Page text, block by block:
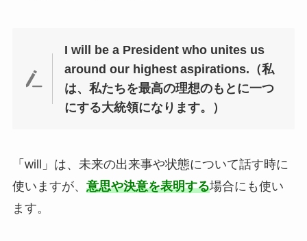
I will be a President who unites us
around our highest aspirations.（私
は、私たちを最高の理想のもとに一つ
にする大統領になります。）
「will」は、未来の出来事や状態について話す時に
使いますが、 意思や決意を表明する場合にも使い
ます。